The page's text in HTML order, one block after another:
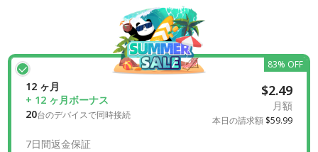
12 ヶ月
+ 12 ヶ月ボーナス
20台のデバイスで同時接続
$2.49
月額
本日の請求額 $59.99
83% OFF
7日間返金保証